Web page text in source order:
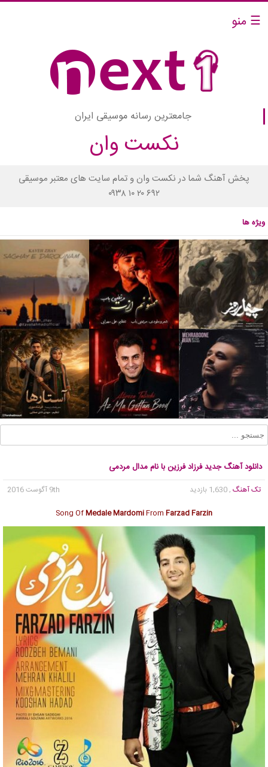
☰ منو
جامعترین رسانه موسیقی ایران
نکست وان
پخش آهنگ شما در نکست وان و تمام سایت های معتبر موسیقی
۰۹۳۸ ۱۰ ۲۰ ۶۹۲
ویژه ها
دانلود آهنگ جدید فرزاد فرزین با نام مدال مردمی
تک آهنگ , 1,630 بازدید
9th آگوست 2016
Song OfMedale MardomiFrom Farzad Farzin